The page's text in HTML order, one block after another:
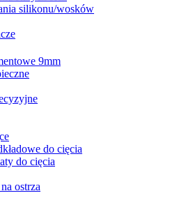
silikonu/wosków
9mm
do cięcia
do cięcia
ostrza